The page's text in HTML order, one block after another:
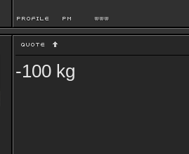
-100 kg